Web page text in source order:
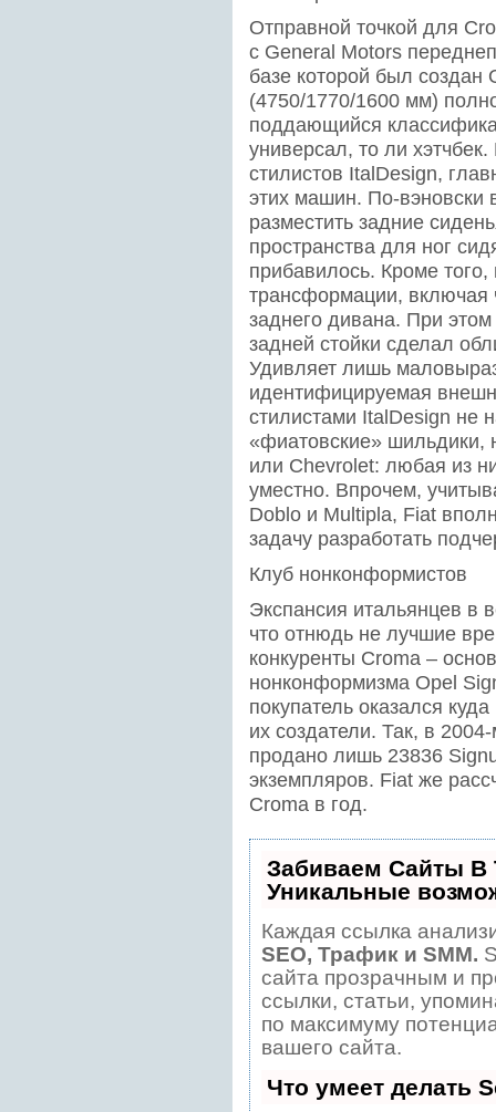
Отправной точкой для
с General Motors
базе которой был создан
(4750/1770/1600 мм)
поддающийся
универсал, то ли
стилистов ItalDesign,
этих машин. По-вэновски
разместить задние
пространства для ног
прибавилось. Кроме
трансформации,
заднего дивана. При
задней стойки сделал
Удивляет лишь
идентифицируемая
стилистами ItalDesign не
«фиатовские» шильдики,
или Chevrolet: любая из
уместно. Впрочем,
Doblo и Multipla, Fiat
задачу разработать
Клуб нонконформистов
Экспансия итальянцев в
что отнюдь не лучшие
конкуренты Croma –
нонконформизма Opel
покупатель оказался
их создатели. Так, в
продано лишь 23836
экземпляров. Fiat же
Croma в год.
Забиваем Сайты
Уникальные
Каждая ссылка
SEO, Трафик и SMM.
сайта прозрачным и
ссылки, статьи,
по максимуму
вашего сайта.
Что умеет делать